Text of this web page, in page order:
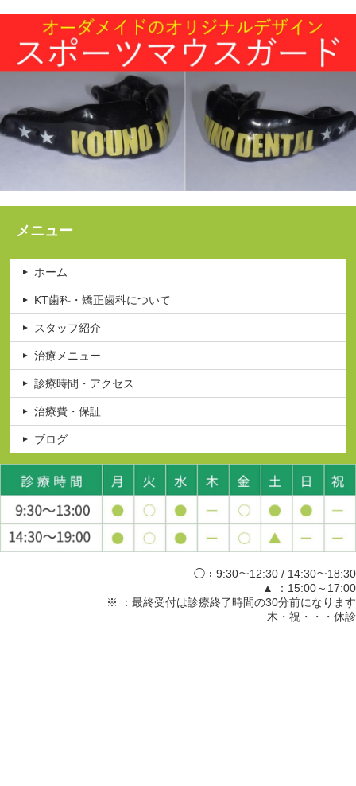
メニュー
ホーム
KT歯科・矯正歯科について
スタッフ紹介
治療メニュー
診療時間・アクセス
治療費・保証
ブログ
◯：9:30～12:30 / 14:30～18:30
▲ ：15:00～17:00
※ ：最終受付は診療終了時間の30分前になります
木・祝・・・休診